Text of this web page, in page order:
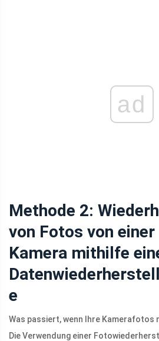
ad
Methode 2:
von Fotos von
Kamera mithilfe
e
Was passiert, wenn Ihre Kamerafotos
Die Verwendung einer